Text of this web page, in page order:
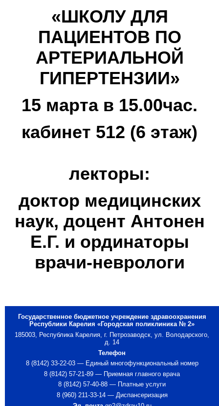
«ШКОЛУ ДЛЯ
ПАЦИЕНТОВ ПО
АРТЕРИАЛЬНОЙ
ГИПЕРТЕНЗИИ»
15 марта в 15.00час.
кабинет 512 (6 этаж)
лекторы:
доктор медицинских
наук, доцент Антонен
Е.Г. и ординаторы
врачи-неврологи
Государственное бюджетное учреждение здравоохранения
Республики Карелия «Городская поликлиника № 2»
185003, Республика Карелия, г. Петрозаводск, ул. Володарского,
д. 14
Телефон
8 (8142) 33-22-03 — Единый многофункциональный номер
8 (8142) 57-21-89 — Приемная главного врача
8 (8142) 57-40-88 — Платные услуги
8 (960) 211-33-14 — Диспансеризация